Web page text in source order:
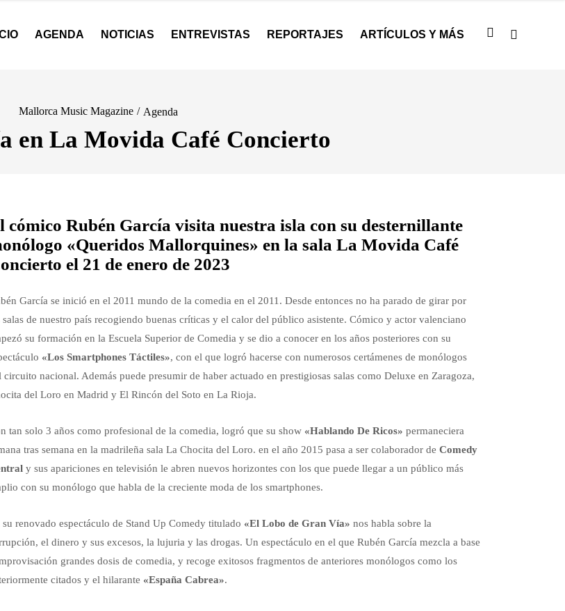
AGENDA NOTICIAS ENTREVISTAS REPORTAJES ARTÍCULOS Y MÁS
Mallorca Music Magazine / Agenda
en La Movida Café Concierto
cómico Rubén García visita nuestra isla con su desternillante
«Queridos Mallorquines» en la sala La Movida Café
el 21 de enero de 2023
García se inició en el 2011 mundo de la comedia en el 2011. Desde entonces no ha parado de girar por
salas de nuestro país recogiendo buenas críticas y el calor del público asistente. Cómico y actor valenciano
su formación en la Escuela Superior de Comedia y se dio a conocer en los años posteriores con su
«Los Smartphones Táctiles», con el que logró hacerse con numerosos certámenes de monólogos
circuito nacional. Además puede presumir de haber actuado en prestigiosas salas como Deluxe en Zaragoza,
del Loro en Madrid y El Rincón del Soto en La Rioja.
tan solo 3 años como profesional de la comedia, logró que su show «Hablando De Ricos» permaneciera
tras semana en la madrileña sala La Chocita del Loro. en el año 2015 pasa a ser colaborador de Comedy
y sus apariciones en televisión le abren nuevos horizontes con los que puede llegar a un público más
con su monólogo que habla de la creciente moda de los smartphones.
su renovado espectáculo de Stand Up Comedy titulado «El Lobo de Gran Vía» nos habla sobre la
el dinero y sus excesos, la lujuria y las drogas. Un espectáculo en el que Rubén García mezcla a base
grandes dosis de comedia, y recoge exitosos fragmentos de anteriores monólogos como los
citados y el hilarante «España Cabrea».